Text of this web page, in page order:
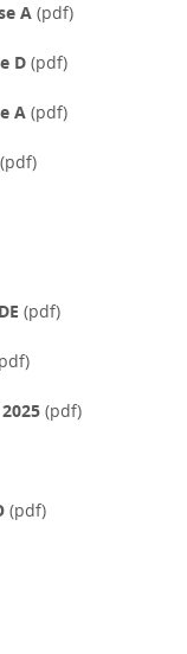
A (pdf)
D (pdf)
A (pdf)
(pdf)
(pdf)
(pdf)
(pdf)